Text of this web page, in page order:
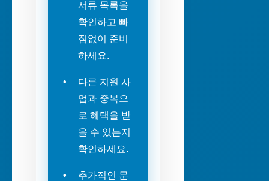
서류 목록을
확인하고 빠
짐없이 준비
하세요.
다른 지원 사
업과 중복으
로 혜택을 받
을 수 있는지
확인하세요.
추가적인 문